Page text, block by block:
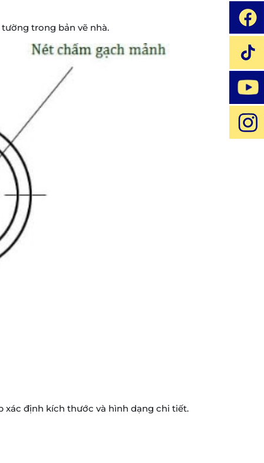
trong bản vẽ nhà.
xác định kích thước và hình dạng chi tiết.